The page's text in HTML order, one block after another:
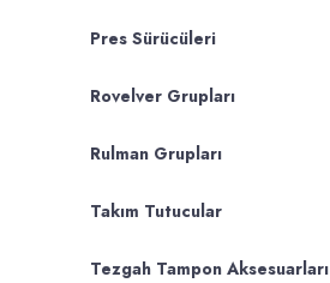
Pres Sürücüleri
Rovelver Grupları
Rulman Grupları
Takım Tutucular
Tezgah Tampon Aksesuarları